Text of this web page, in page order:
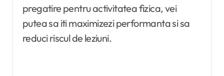
pregatire pentru activitatea fizica, vei
putea sa iti maximizezi performanta si sa
reduci riscul de leziuni.